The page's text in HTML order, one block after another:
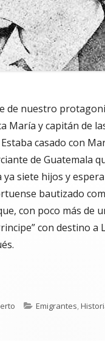
de nuestro
María y capitán de
casado con
de Guatemala
siete hijos y
bautizado
con poco más de
con destino a
García Granados y
Categorías
Emigrantes,